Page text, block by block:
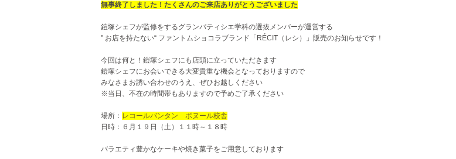
無事終了しました！たくさんのご来店ありがとうございました
鎧塚シェフが監修をするグランパティシエ学科の選抜メンバーが運営する
" お店を持たない“ ファントムショコラブランド「RÉCIT（レシ）」販売のお知らせです！
今回は何と！鎧塚シェフにも店頭に立っていただきます
鎧塚シェフにお会いできる大変貴重な機会となっておりますので
みなさまお誘い合わせのうえ、ぜひお越しください
※当日、不在の時間帯もありますので予めご了承ください
場所： レコールバンタン ボヌール校舎
日時：６月１９日（土）１１時～１８時
バラエティ豊かなケーキや焼き菓子をご用意しております